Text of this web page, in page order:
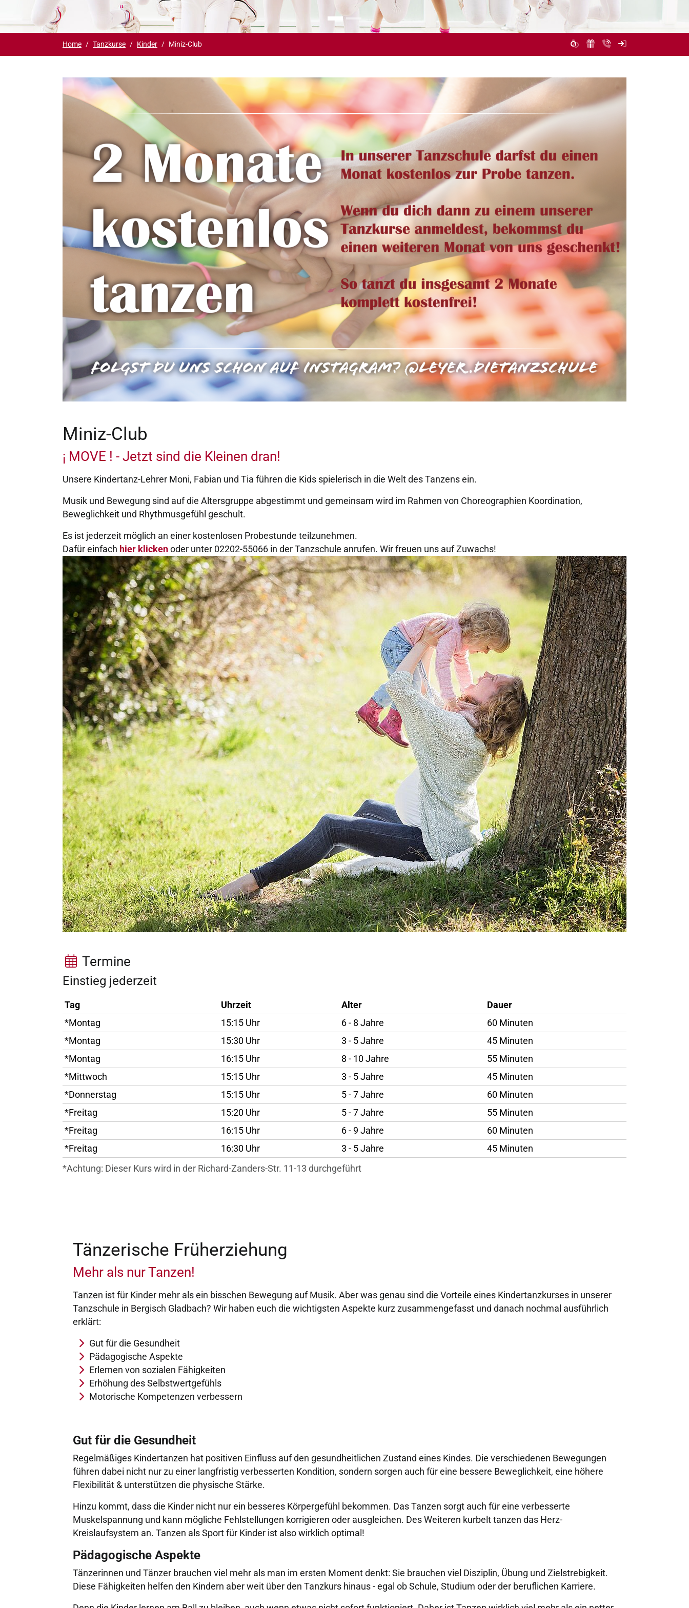
Du bist hier:
Home Tanzkurse Kinder Miniz-Club
Show larger version
Miniz-Club
¡ MOVE ! - Jetzt sind die Kleinen dran!
Unsere Kindertanz-Lehrer Moni, Fabian und Tia führen die Kids spielerisch in die Welt des Tanzens ein.
Musik und Bewegung sind auf die Altersgruppe abgestimmt und gemeinsam wird im Rahmen von Choreographien Koordination,
Beweglichkeit und Rhythmusgefühl geschult.
Es ist jederzeit möglich an einer kostenlosen Probestunde teilzunehmen.
Dafür einfach hier klicken oder unter 02202-55066 in der Tanzschule anrufen. Wir freuen uns auf Zuwachs!
Termine
Einstieg jederzeit
*Achtung: Dieser Kurs wird in der Richard-Zanders-Str. 11-13 durchgeführt
Tag Uhrzeit Alter
Dauer
*Montag
15:15 Uhr 6 - 8 Jahre
60 Minuten
*Montag
15:30 Uhr 3 - 5 Jahre
45 Minuten
*Montag
16:15 Uhr 8 - 10 Jahre
55 Minuten
*Mittwoch
15:15 Uhr 3 - 5 Jahre
45 Minuten
*Donnerstag
15:15 Uhr 5 - 7 Jahre
60 Minuten
*Freitag
15:20 Uhr 5 - 7 Jahre
55 Minuten
*Freitag
16:15 Uhr 6 - 9 Jahre
60 Minuten
*Freitag
16:30 Uhr 3 - 5 Jahre 45 Minuten
Tänzerische Früherziehung
Mehr als nur Tanzen!
Tanzen ist für Kinder mehr als ein bisschen Bewegung auf Musik. Aber was genau sind die Vorteile eines Kindertanzkurses in unserer
Tanzschule in Bergisch Gladbach? Wir haben euch die wichtigsten Aspekte kurz zusammengefasst und danach nochmal ausführlich
erklärt:
Gut für die Gesundheit
Pädagogische Aspekte
Erlernen von sozialen Fähigkeiten
Erhöhung des Selbstwertgefühls
Motorische Kompetenzen verbessern
Gut für die Gesundheit
Regelmäßiges Kindertanzen hat positiven Einfluss auf den gesundheitlichen Zustand eines Kindes. Die verschiedenen Bewegungen
führen dabei nicht nur zu einer langfristig verbesserten Kondition, sondern sorgen auch für eine bessere Beweglichkeit, eine höhere
Flexibilität & unterstützen die physische Stärke.
Hinzu kommt, dass die Kinder nicht nur ein besseres Körpergefühl bekommen. Das Tanzen sorgt auch für eine verbesserte
Muskelspannung und kann mögliche Fehlstellungen korrigieren oder ausgleichen. Des Weiteren kurbelt tanzen das Herz-
Kreislaufsystem an. Tanzen als Sport für Kinder ist also wirklich optimal!
Pädagogische Aspekte
Tänzerinnen und Tänzer brauchen viel mehr als man im ersten Moment denkt: Sie brauchen viel Disziplin, Übung und Zielstrebigkeit.
Diese Fähigkeiten helfen den Kindern aber weit über den Tanzkurs hinaus - egal ob Schule, Studium oder der beruflichen Karriere.